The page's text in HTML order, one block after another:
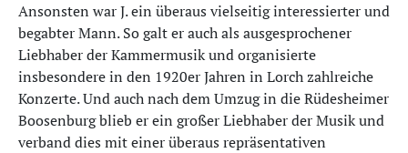
Ansonsten war J. ein überaus vielseitig interessierter und
begabter Mann. So galt er auch als ausgesprochener
Liebhaber der Kammermusik und organisierte
insbesondere in den 1920er Jahren in Lorch zahlreiche
Konzerte. Und auch nach dem Umzug in die Rüdesheimer
Boosenburg blieb er ein großer Liebhaber der Musik und
verband dies mit einer überaus repräsentativen